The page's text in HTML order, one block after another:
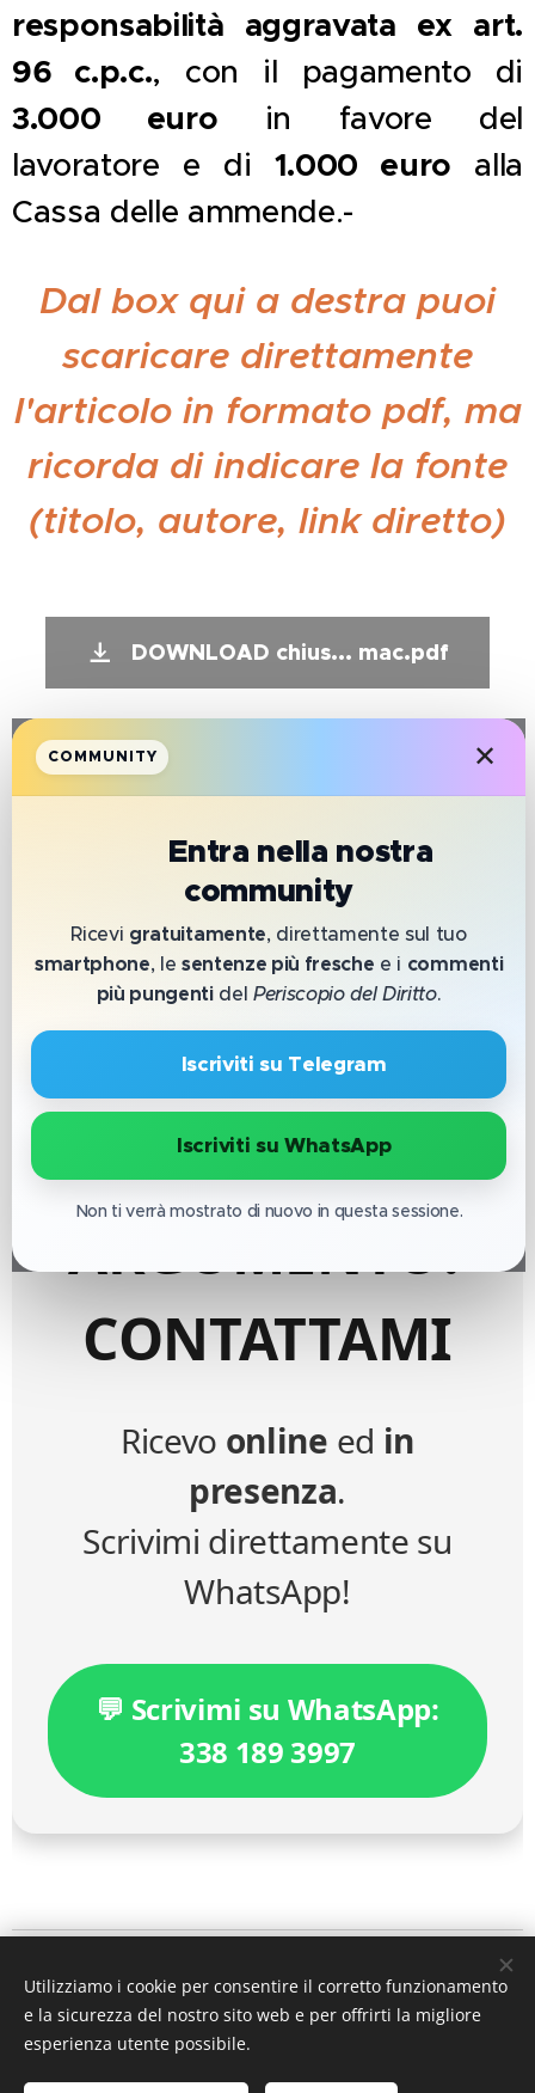
responsabilità aggravata ex art.
96 c.p.c., con il pagamento di
3.000 euro in favore del
lavoratore e di 1.000 euro alla
Cassa delle ammende.-
Dal box qui a destra puoi
scaricare direttamente
l'articolo in formato pdf, ma
ricorda di indicare la fonte
(titolo, autore, link diretto)
DOWNLOAD chius... mac.pdf
COMMUNITY ✕
Entra nella nostra
community
Ricevi gratuitamente, direttamente sul tuo
smartphone, le sentenze più fresche e i commenti
più pungentidelPeriscopio del Diritto.
🔹 Iscriviti su Telegram
🔹 Iscriviti su WhatsApp
Non ti verrà mostrato di nuovo in questa sessione.
HAI BISOGNO
DI
CONSULENZA
SU QUESTO
ARGOMENTO?
CONTATTAMI
Ricevo online ed in
presenza.
Scrivimi direttamente su
WhatsApp!
💬 Scrivimi su WhatsApp:
338 189 3997
a cura dell'avv. MicheleAlfredo Chiariello
maililperiscopiodeldiritto@gmail.com
Utilizziamo i cookie per consentire il corretto funzionamento
e la sicurezza del nostro sito web e per offrirti la migliore
esperienza utente possibile.